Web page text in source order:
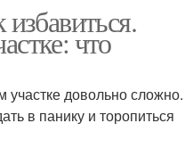
что
участке довольно сложно.
в панику и торопиться